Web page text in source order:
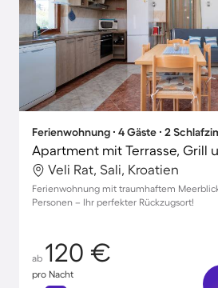
Ferienwohnung ∙ 4 Gäste ∙ 2
Veli Rat, Sali, Kroatien
Ferienwohnung mit traumhaftem
Personen – Ihr perfekter Rückzugsort!
ab 120 €
pro Nacht